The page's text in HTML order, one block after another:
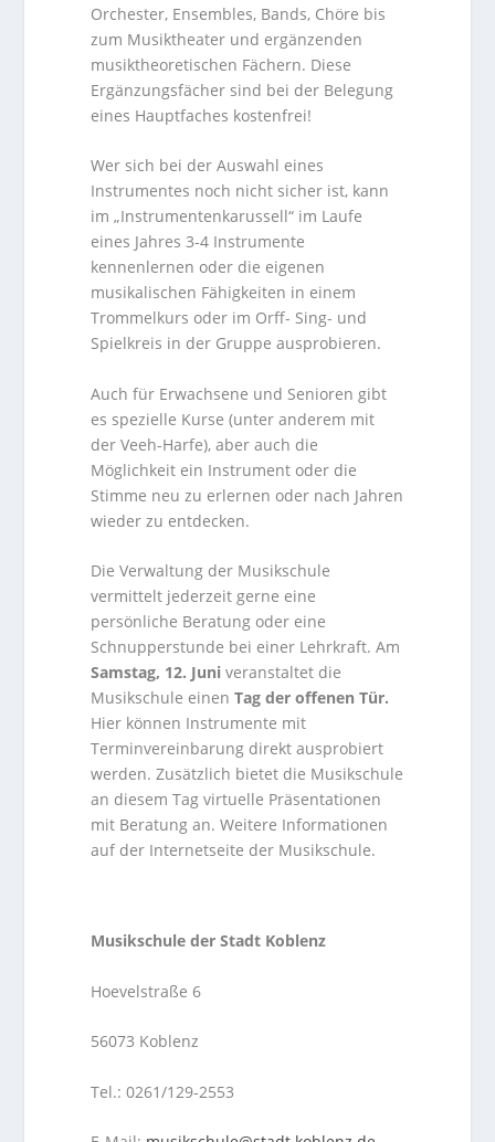
Orchester, Ensembles, Bands, Chöre bis
zum Musiktheater und ergänzenden
musiktheoretischen Fächern. Diese
Ergänzungsfächer sind bei der Belegung
eines Hauptfaches kostenfrei!
Wer sich bei der Auswahl eines
Instrumentes noch nicht sicher ist, kann
im „Instrumentenkarussell“ im Laufe
eines Jahres 3-4 Instrumente
kennenlernen oder die eigenen
musikalischen Fähigkeiten in einem
Trommelkurs oder im Orff- Sing- und
Spielkreis in der Gruppe ausprobieren.
Auch für Erwachsene und Senioren gibt
es spezielle Kurse (unter anderem mit
der Veeh-Harfe), aber auch die
Möglichkeit ein Instrument oder die
Stimme neu zu erlernen oder nach Jahren
wieder zu entdecken.
Die Verwaltung der Musikschule
vermittelt jederzeit gerne eine
persönliche Beratung oder eine
Schnupperstunde bei einer Lehrkraft. Am
Samstag, 12. Juni veranstaltet die
Musikschule einenTag der offenen Tür.
Hier können Instrumente mit
Terminvereinbarung direkt ausprobiert
werden. Zusätzlich bietet die Musikschule
an diesem Tag virtuelle Präsentationen
mit Beratung an. Weitere Informationen
auf der Internetseite der Musikschule.
Musikschule der Stadt Koblenz
Hoevelstraße 6
56073 Koblenz
Tel.: 0261/129-2553